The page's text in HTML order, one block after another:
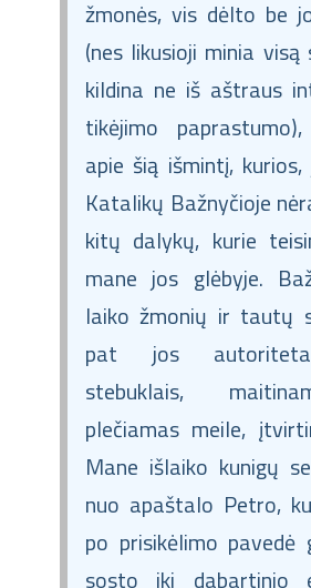
žmonės, vis dėlto be
(nes likusioji minia visą
kildina ne iš aštraus
tikėjimo
apie šią išmintį,
Katalikų Bažnyčioje
kitų dalykų, kurie
mane jos glėbyje.
laiko žmonių ir tautų
pat jos
stebuklais,
plečiamas meile,
Mane išlaiko kunigų
nuo apaštalo Petro,
po prisikėlimo
sosto iki dabartinio